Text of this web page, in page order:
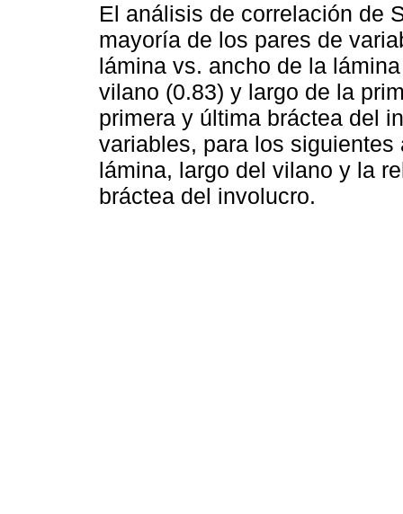
El análisis de correlación de
mayoría de los pares de
lámina vs. ancho de la
vilano (0.83) y largo de la
primera y última bráctea del
variables, para los
lámina, largo del vilano y la
bráctea del involucro.